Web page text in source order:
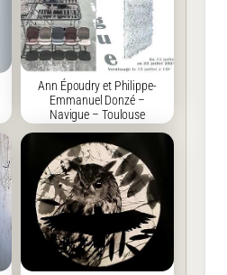
Ann Époudry et Philippe-
Emmanuel Donzé –
Navigue – Toulouse